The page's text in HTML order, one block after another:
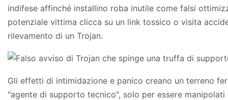
indifese affinché installino roba inutile come falsi
potenziale vittima clicca su un link tossico o visita
rilevamento di un Trojan.
Gli effetti di intimidazione e panico creano un terreno
"agente di supporto tecnico", solo per essere